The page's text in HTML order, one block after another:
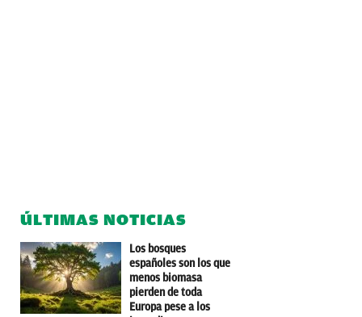
ÚLTIMAS NOTICIAS
Los bosques
españoles son los que
menos biomasa
pierden de toda
Europa pese a los